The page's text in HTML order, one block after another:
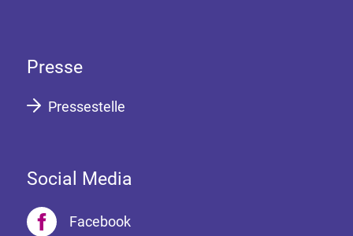
Presse
Pressestelle
Social Media
Facebook